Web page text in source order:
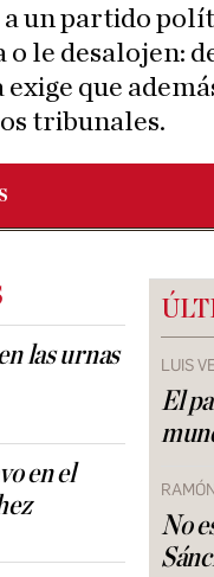
un partido
le desalojen:
exige que
tribunales.
las urnas
en el
LUIS
El
No